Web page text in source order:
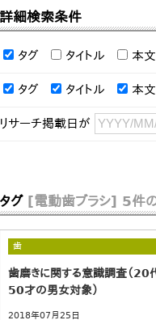
詳細検索条件
タグ タイトル 本文
タグ タイトル 本文
リサーチ掲載日が
タグ [電動歯ブラシ] 5件
歯
歯磨きに関する意識調査（20
50才の男女対象）
2018年07月25日